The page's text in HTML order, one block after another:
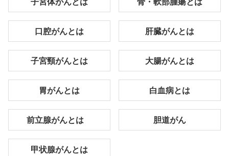
口腔がんとは 肝臓がんとは
子宮頸がんとは 大腸がんとは
胃がんとは 白血病とは
前立腺がんとは 胆道がん
甲状腺がんとは